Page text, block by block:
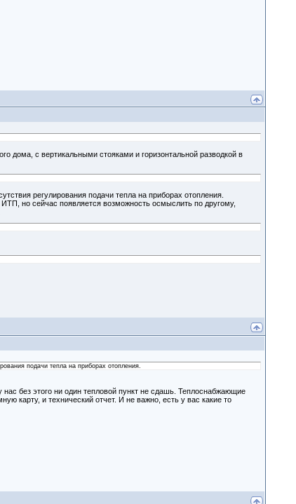
дома, с вертикальными стояками и горизонтальной разводкой в
регулирования подачи тепла на приборах отопления.
но сейчас появляется возможность осмыслить по другому,
подачи тепла на приборах отопления.
без этого ни один тепловой пункт не сдашь. Теплоснабжающие
карту, и технический отчет. И не важно, есть у вас какие то